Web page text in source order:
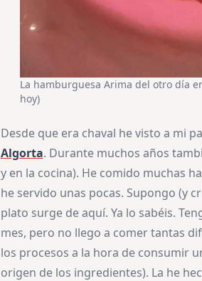
La hamburguesa Arima del otro día
hoy)
Desde que era chaval he visto a mi
Algorta. Durante muchos años
y en la cocina). He comido muchas
he servido unas pocas. Supongo (y
plato surge de aquí. Ya lo sabéis.
mes, pero no llego a comer tantas
los procesos a la hora de consumir
origen de los ingredientes). La he